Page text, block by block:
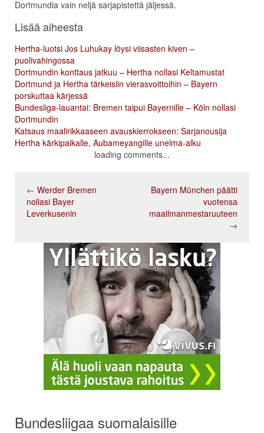
Dortmundia vain neljä sarjapistettä jäljessä.
Lisää aiheesta
Hertha-luotsi Jos Luhukay löysi viisasten kiven –
puolivahingossa
Dortmundin konttaus jatkuu – Hertha nollasi Keltamustat
Dortmund ja Hertha tärkeisiin vierasvoittoihin – Bayern
porskuttaa kärjessä
Bundesliga-lauantai: Bremen taipui Bayernille – Köln nollasi
Dortmundin
Katsaus maalirikkaaseen avauskierrokseen: Sarjanousija
Hertha kärkipaikalle, Aubameyangille unelma-alku
loading comments...
← Werder Bremen
nollasi Bayer
Leverkusenin
Bayern München päätti
vuotensa
maailmanmestaruuteen
→
Bundesliigaa suomalaisille